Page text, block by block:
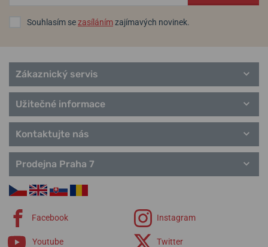
Souhlasím sezasílánímzajímavých novinek.
Zákaznický servis
Užitečné informace
Kontaktujte nás
Prodejna Praha 7
Facebook Instagram
Youtube Twitter